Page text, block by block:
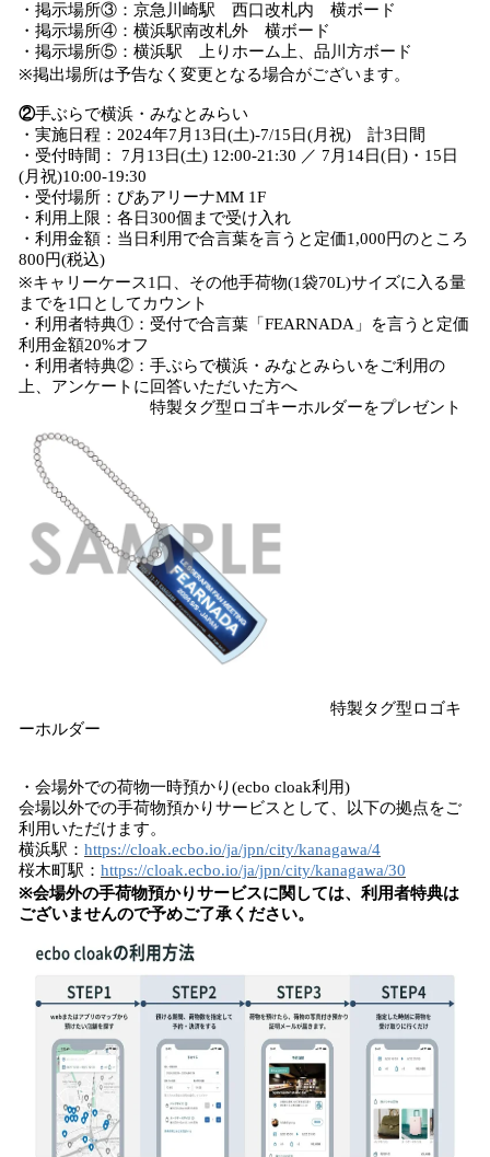
・掲示場所③：京急川崎駅 西口改札内 横ボード
・掲示場所④：横浜駅南改札外 横ボード
・掲示場所⑤：横浜駅 上りホーム上、品川方ボード
※掲出場所は予告なく変更となる場合がございます。
②手ぶらで横浜・みなとみらい
・実施日程：2024年7月13日(土)-7/15日(月祝) 計3日間
・受付時間： 7月13日(土) 12:00-21:30 ／ 7月14日(日)・15日
(月祝)10:00-19:30
・受付場所：ぴあアリーナMM 1F
・利用上限：各日300個まで受け入れ
・利用金額：当日利用で合言葉を言うと定価1,000円のところ
800円(税込)
※キャリーケース1口、その他手荷物(1袋70L)サイズに入る量
までを1口としてカウント
・利用者特典①：受付で合言葉「FEARNADA」を言うと定価
利用金額20%オフ
・利用者特典②：手ぶらで横浜・みなとみらいをご利用の
上、アンケートに回答いただいた方へ
特製タグ型ロゴキーホルダーをプレゼント
特製タグ型ロゴキ
ーホルダー
・会場外での荷物一時預かり(ecbo cloak利用)
会場以外での手荷物預かりサービスとして、以下の拠点をご
利用いただけます。
横浜駅： https://cloak.ecbo.io/ja/jpn/city/kanagawa/4
桜木町駅： https://cloak.ecbo.io/ja/jpn/city/kanagawa/30
※会場外の手荷物預かりサービスに関しては、利用者特典は
ございませんので予めご了承ください。